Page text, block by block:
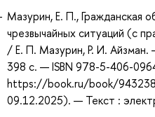
Мазурин, Е. П., Гражданская
чрезвычайных ситуаций (с
/ Е. П. Мазурин, Р. И.
398 с. — ISBN 978-5-406-
https://book.ru/book/
09.12.2025). — Текст :